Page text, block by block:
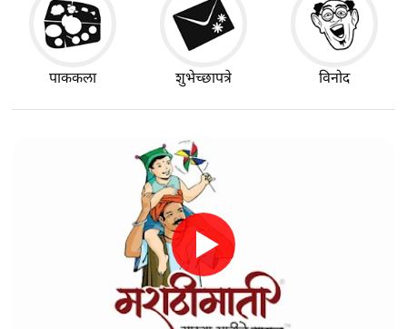
पाककला शुभेच्छापत्रे विनोद